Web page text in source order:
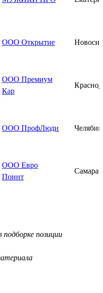
ООО Открытие
ООО Премиум
Кар
ООО ПрофЛюди
ООО Евро
Поинт
Самара
позиции